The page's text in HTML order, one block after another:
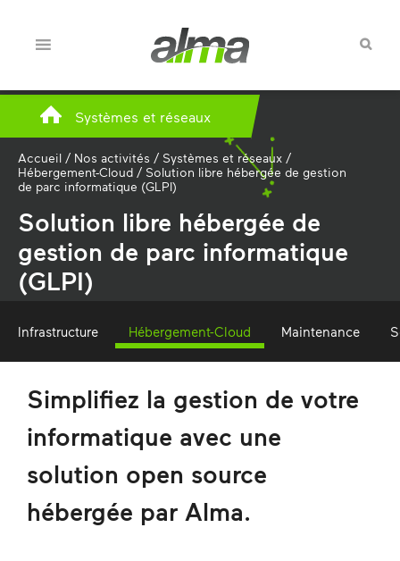
Systèmes et réseaux
Accueil / Nos activités / Systèmes et réseaux /
Hébergement-Cloud / Solution libre hébergée de gestion
de parc informatique (GLPI)
Solution libre hébergée de
gestion de parc informatique
(GLPI)
Infrastructure Hébergement-Cloud Maintenance
Simplifiez la gestion de votre
informatique avec une
solution open source
hébergée par Alma.